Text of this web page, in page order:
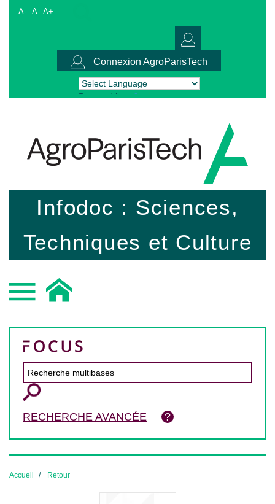
A- A A+
Connexion AgroParisTech
Powered by Translate
Infodoc : Sciences,
Techniques et Culture
RECHERCHE AVANCÉE
Accueil Retour